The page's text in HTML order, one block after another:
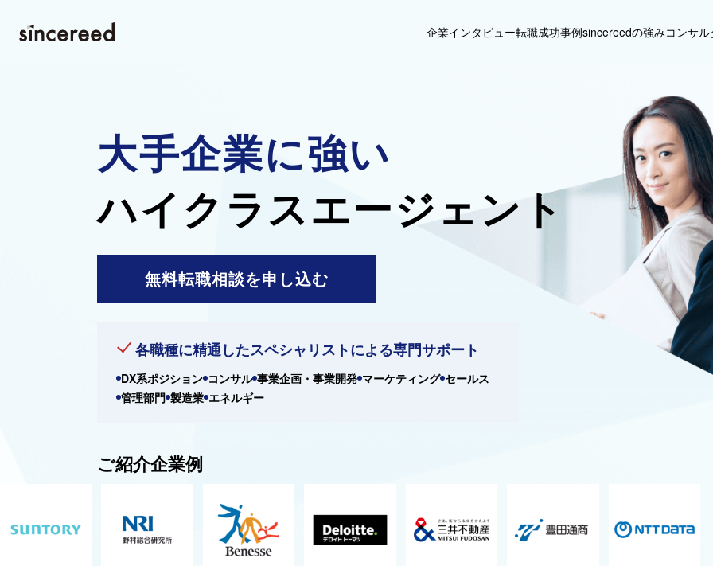
企業インタビュー転職成功事例sincereedの強みコンサ
大手企業に強い
ハイクラスエージェント
無料転職相談を申し込む
各職種に精通したスペシャリストによる専門サポート
DX系ポジション コンサル 事業企画・事業開発 マーケティング セールス
管理部門 製造業 エネルギー
ご紹介企業例